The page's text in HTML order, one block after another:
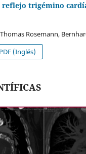
reflejo trigémino
Rosemann,
PDF (Inglés)